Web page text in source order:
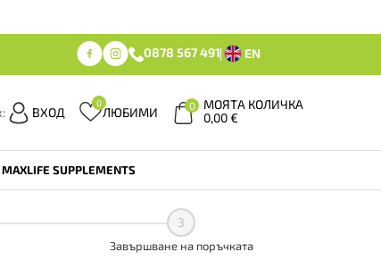
0878 567 491 EN
ВХОД
0
ЛЮБИМИ 0
МОЯТА КОЛИЧКА
0,00€
MAXLIFE SUPPLEMENTS
3
Завършване на поръчката